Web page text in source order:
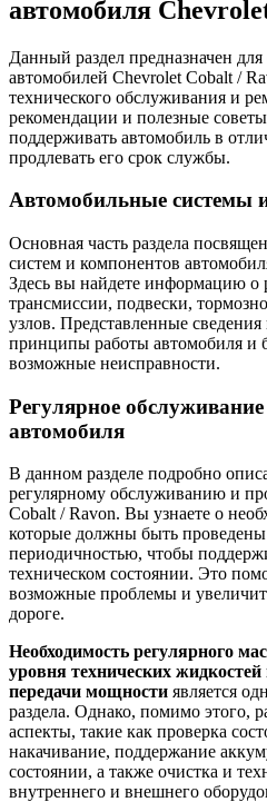
автомобиля
Данный раздел предназначен
автомобилей Chevrolet Cobalt /
технического обслуживания и
рекомендации и полезные
поддерживать автомобиль в
продлевать его срок службы.
Автомобильные системы
Основная часть раздела
систем и компонентов
Здесь вы найдете информацию о
трансмиссии, подвески,
узлов. Представленные
принципы работы автомобиля и
возможные неисправности.
Регулярное
автомобиля
В данном разделе подробно
регулярному обслуживанию и
Cobalt / Ravon. Вы узнаете о
которые должны быть проведены
периодичностью, чтобы
техническом состоянии. Это
возможные проблемы и
дороге.
Необходимость регулярного
уровня технических
передачи мощности является
раздела. Однако, помимо этого,
аспекты, такие как проверка
накачивание, поддержание
состоянии, а также очистка и
внутреннего и внешнего